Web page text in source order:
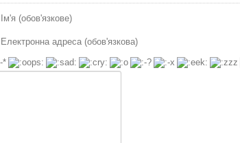
Ім'я (обов'язкове)
Електронна адреса (обов'язкова)